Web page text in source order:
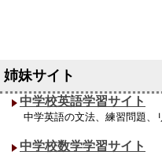
中学校英語学習サイト
中学英語の文法、練習問題、
中学校数学学習サイト